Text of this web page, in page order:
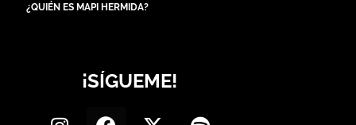
¿QUIÉN ES MAPI HERMIDA?
¡SÍGUEME!